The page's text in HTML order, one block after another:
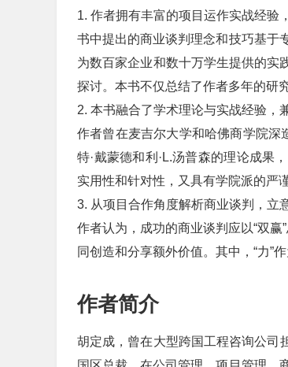
1. 作者拥有丰富的项目运作实战经验
书中提出的商业谈判理念和技巧基于
为数百家企业和数十万学生提供的实
探讨。本书不仅总结了作者多年的研
2. 本书融合了学术理论与实战经验，
作者曾在麦吉尔大学和哈佛商学院深
特·戴蒙德和利·L.汤普森的理论成果
实用性和针对性，又具有学院派的严
3. 从项目合作角度解析商业谈判，立
作者认为，成功的商业谈判应以“双
同创造和分享额外价值。其中，“力”
作者简介
胡定成，曾在大型跨国工程咨询公司